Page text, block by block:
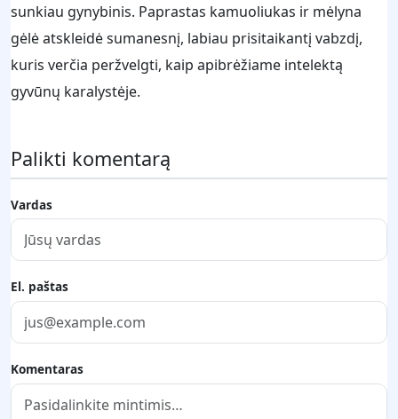
sunkiau gynybinis. Paprastas kamuoliukas ir mėlyna
gėlė atskleidė sumanesnį, labiau prisitaikantį vabzdį,
kuris verčia peržvelgti, kaip apibrėžiame intelektą
gyvūnų karalystėje.
Palikti komentarą
Vardas
El. paštas
Komentaras